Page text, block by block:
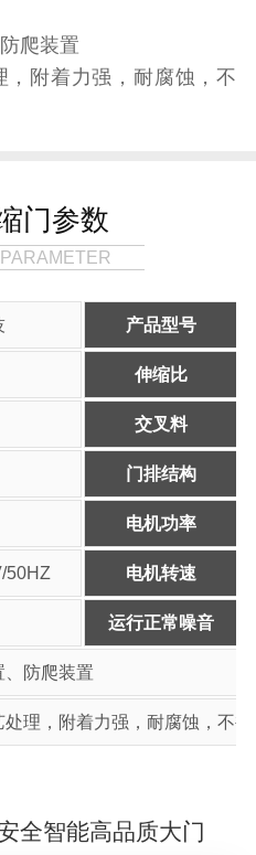
爬装置
附着力强，耐腐蚀，不
门参数
产品型号
伸缩比
交叉料
门排结构
电机功率
50HZ 电机转速
运行正常噪音
、防爬装置
处理，附着力强，耐腐蚀，不
全智能高品质大门